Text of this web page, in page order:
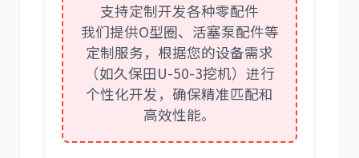
支持定制开发各种零配件
我们提供O型圈、活塞泵配件等
定制服务，根据您的设备需求
（如久保田U-50-3挖机）进行
个性化开发，确保精准匹配和
高效性能。